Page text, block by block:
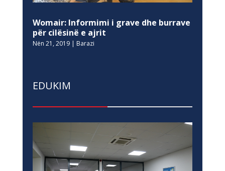
Womair: Informimi i grave dhe burrave
për cilësinë e ajrit
Nën 21, 2019| Barazi
EDUKIM